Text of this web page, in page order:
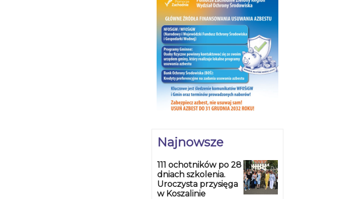
Najnowsze
111 ochotników po 28
dniach szkolenia.
Uroczysta przysięga
w Koszalinie